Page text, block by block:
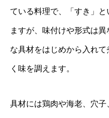
ている料理で、「すき」
ますが、味付けや形式は
な具材をはじめから入れ
く味を調えます。
具材には鶏肉や海老、穴